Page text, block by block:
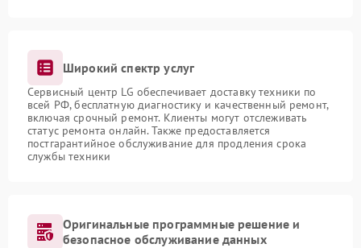
Широкий спектр услуг
Сервисный центр LG обеспечивает доставку техники по
всей РФ, бесплатную диагностику и качественный ремонт,
включая срочный ремонт. Клиенты могут отслеживать
статус ремонта онлайн. Также предоставляется
постгарантийное обслуживание для продления срока
службы техники
Оригинальные программные решение и
безопасное обслуживание данных